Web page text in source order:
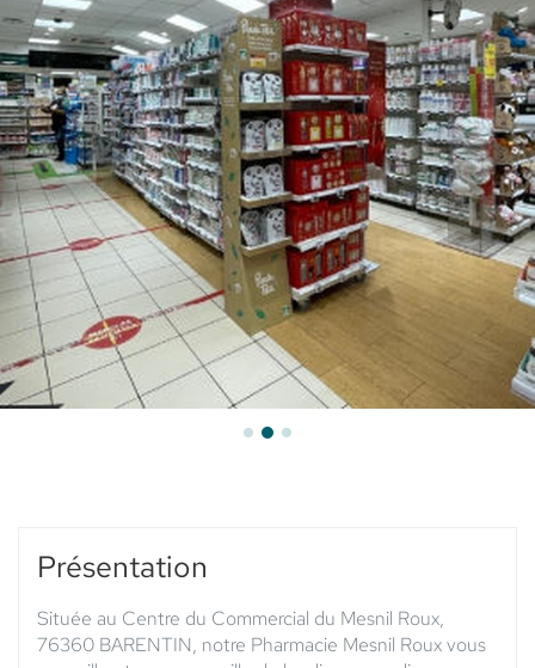
Mesnil
Roux
-
Elsie
Santé
Présentation
Située au Centre du Commercial du Mesnil Roux,
76360 BARENTIN, notre Pharmacie Mesnil Roux vous